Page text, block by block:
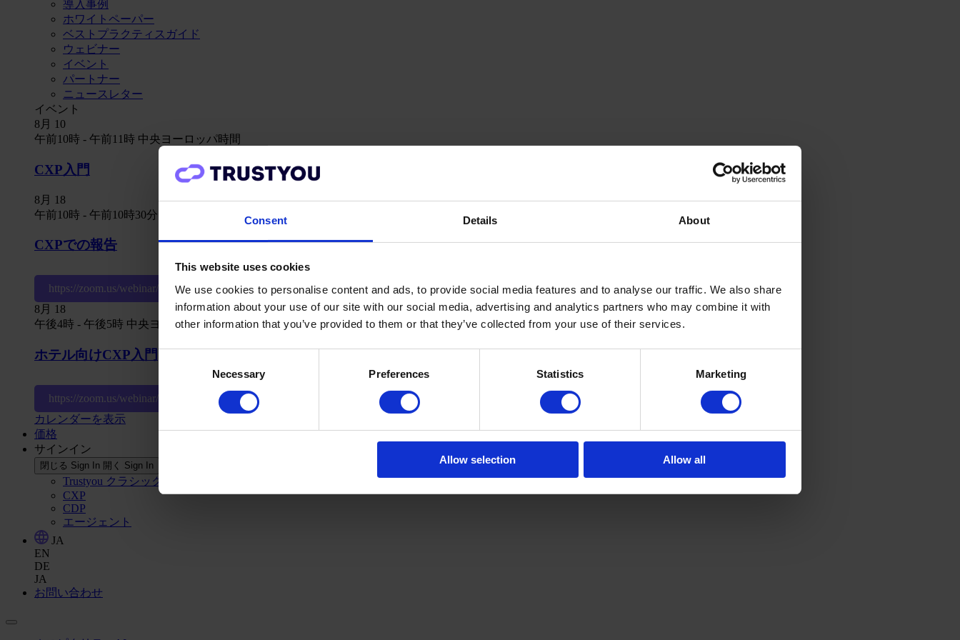
Consent Details About
This website uses cookies
We use cookies to personalise content and ads, to provide social media features and to analyse our traffic. We also share
information about your use of our site with our social media, advertising and analytics partners who may combine it with
other information that you’ve provided to them or that they’ve collected from your use of their services.
Necessary Preferences Statistics Marketing
Allow selection Allow all
導入事例
ホワイトペーパー
ベストプラクティスガイド
ウェビナー
イベント
パートナー
ニュースレター
イベント
8月
10
午前10時 - 午前11時 中央ヨーロッパ時間
CXP入門
8月
18
午前10時 - 午前10時30分
CXPでの報告
https://zoom.us/webinar/register/WN_sWx0rKnNTVemmp6Qa_2Obw
8月
18
午後4時 - 午後5時 中央ヨーロッパ時間
ホテル向けCXP入門
https://zoom.us/webinar/register/WN_0ld_afR1SJ6cBytzWsi0WA
カレンダーを表示
価格
サインイン
閉じる Sign In 開く Sign In
Trustyou クラシック
CXP
CDP
エージェント
JA
EN
DE
JA
お問い合わせ